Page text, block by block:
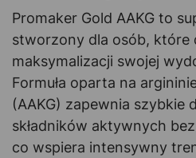
Promaker Gold AAKG to
stworzony dla osób, które
maksymalizacji swojej
Formuła oparta na
(AAKG) zapewnia szybkie
składników aktywnych
co wspiera intensywny